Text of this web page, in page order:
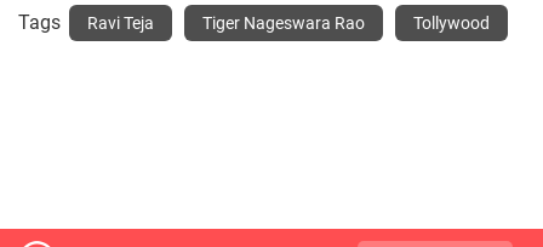
Tags Ravi Teja Tiger Nageswara Rao Tollywood